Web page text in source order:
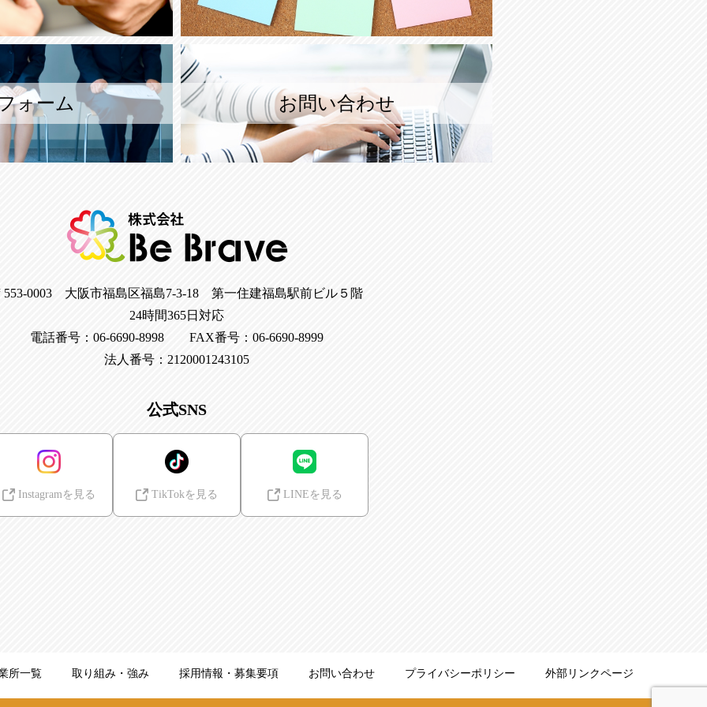
ォーム お問い合わせ
553-0003 大阪市福島区福島7-3-18 第一住建福島駅前ビル５階
24時間365日対応
電話番号：06-6690-8998 FAX番号：06-6690-8999
法人番号：2120001243105
公式SNS
Instagramを見る TikTokを見る LINEを見る
所一覧 取り組み・強み 採用情報・募集要項 お問い合わせ プライバシーポリシー 外部リンクページ